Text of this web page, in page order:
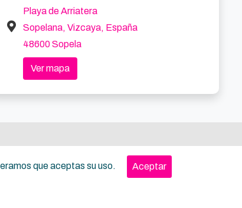
que aceptas su uso. Aceptar
Playa de Arriatera
Sopelana, Vizcaya, España
48600 Sopela
Ver mapa